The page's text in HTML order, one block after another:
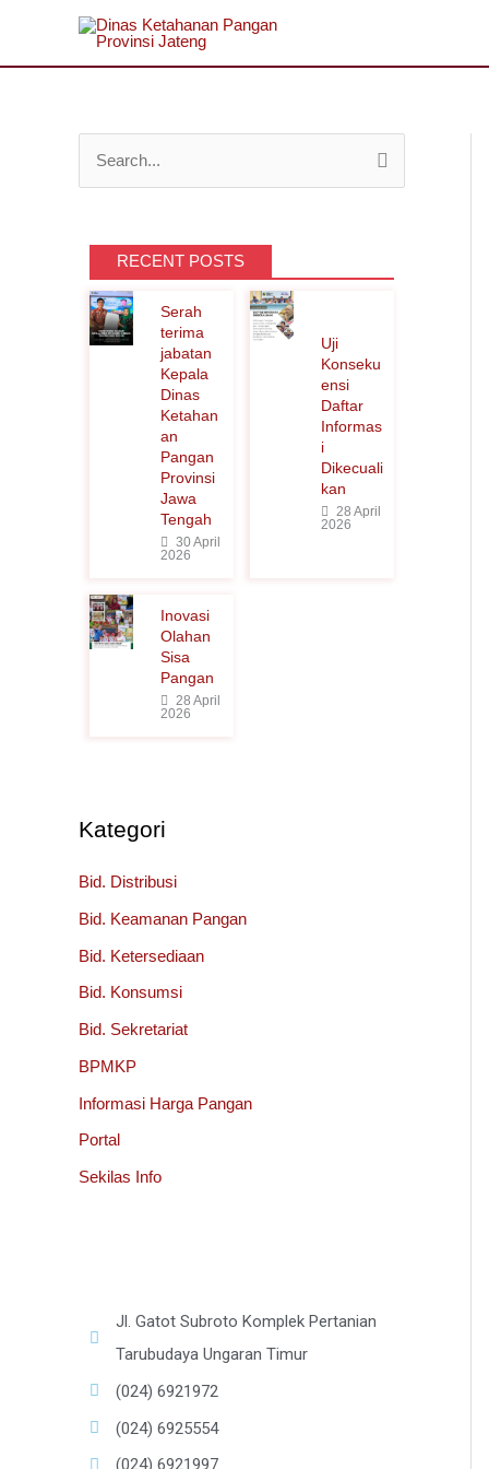
konten
RECENT POSTS
Serah
terima
jabatan
Kepala
Dinas
Ketahan
an
Pangan
Provinsi
Jawa
Tengah
30 April
2026
Uji
Konseku
ensi
Daftar
Informas
i
Dikecuali
kan
28 April
2026
Inovasi
Olahan
Sisa
Pangan
28 April
2026
Kategori
Bid. Distribusi
Bid. Keamanan Pangan
Bid. Ketersediaan
Bid. Konsumsi
Bid. Sekretariat
BPMKP
Informasi Harga Pangan
Portal
Sekilas Info
Jl. Gatot Subroto Komplek Pertanian
Tarubudaya Ungaran Timur
(024) 6921972
(024) 6925554
(024) 6921997